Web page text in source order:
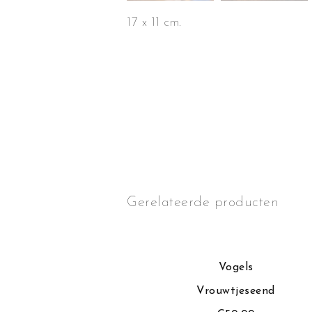
17 x 11 cm.
Gerelateerde producten
Vogels
Vrouwtjeseend